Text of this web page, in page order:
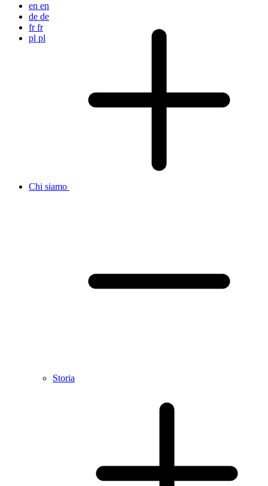
en en
de de
fr fr
pl pl
Chi siamo
Storia